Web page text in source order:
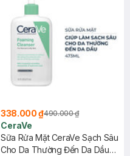
338.000 ₫490.000 ₫
CeraVe
Sữa Rửa Mặt CeraVe Sạch Sâu
Cho Da Thường Đến Da Dầu